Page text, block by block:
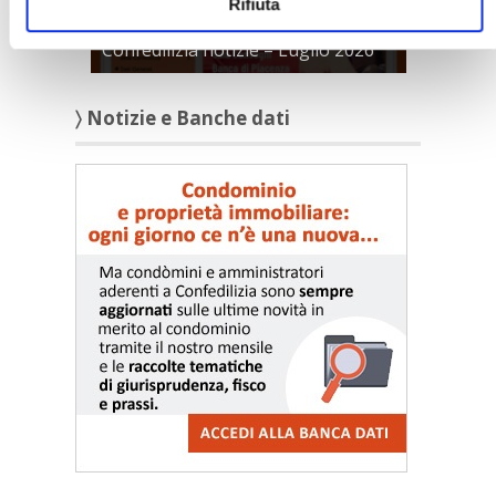
Rifiuta
Confedilizia notizie – Luglio 2026
〉 Notizie e Banche dati